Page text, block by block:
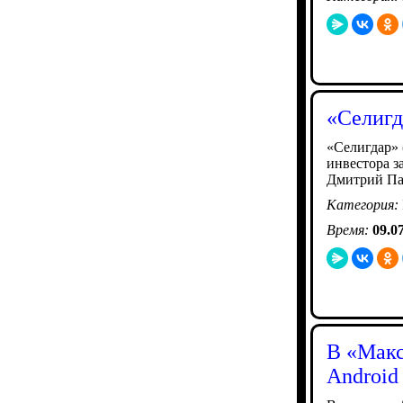
инвестора
Дмитрий
Категория:
Время:
В
Android